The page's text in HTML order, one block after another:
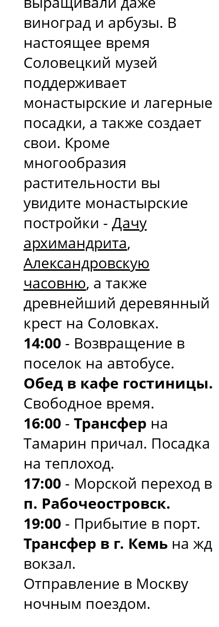
виноград и арбузы. В
настоящее время
Соловецкий музей
поддерживает
монастырские и лагерные
посадки, а также создает
свои. Кроме
многообразия
растительности вы
увидите монастырские
постройки - Дачу
архимандрита,
Александровскую
часовню, а также
древнейший деревянный
крест на Соловках.
14:00 - Возвращение в
поселок на автобусе.
Обед в кафе гостиницы.
Свободное время.
16:00 - Трансфер на
Тамарин причал. Посадка
на теплоход.
17:00 - Морской переход в
п. Рабочеостровск.
19:00 - Прибытие в порт.
Трансфер в г. Кемь на жд
вокзал.
Отправление в Москву
ночным поездом.